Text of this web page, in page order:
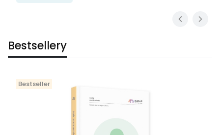
Bestsellery
Bestseller